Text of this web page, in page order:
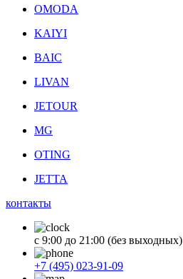
OMODA
KAIYI
BAIC
LIVAN
JETOUR
MG
OTING
JETTA
контакты
с 9:00 до 21:00 (без выходных)
+7 (495) 023-91-09